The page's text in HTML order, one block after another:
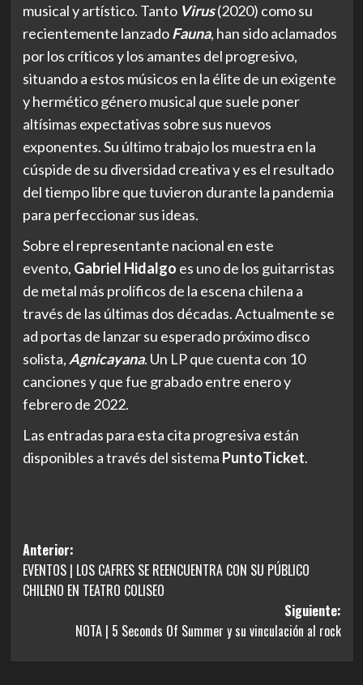
musical y artístico. Tanto Virus(2020) como su
recientemente lanzadoFauna, han sido aclamados
por los críticos y los amantes del progresivo,
situando a estos músicos en la élite de un exigente
y hermético género musical que suele poner
altísimas expectativas sobre sus nuevos
exponentes. Su último trabajo los muestra en la
cúspide de su diversidad creativa y es el resultado
del tiempo libre que tuvieron durante la pandemia
para perfeccionar sus ideas.
Sobre el representante nacional en este
evento, Gabriel Hidalgo es uno de los guitarristas
de metal más prolíficos de la escena chilena a
través de las últimas dos décadas. Actualmente se
ad portas de lanzar su esperado próximo disco
solista, Agnicayana. Un LP que cuenta con 10
canciones y que fue grabado entre enero y
febrero de 2022.
Las entradas para esta cita progresiva están
disponibles a través del sistema PuntoTicket.
Navegación
de
entradas
Anterior:
EVENTOS | LOS CAFRES SE REENCUENTRA CON SU PÚBLICO
CHILENO EN TEATRO COLISEO
Siguiente:
NOTA | 5 Seconds Of Summer y su vinculación al rock